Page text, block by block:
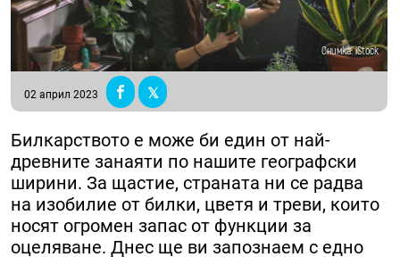
Снимка: iStock
02 април 2023
Билкарството е може би един от най-
древните занаяти по нашите географски
ширини. За щастие, страната ни се радва
на изобилие от билки, цветя и треви, които
носят огромен запас от функции за
оцеляване. Днес ще ви запознаем с едно